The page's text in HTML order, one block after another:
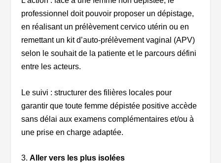
professionnel doit pouvoir proposer un dépistage,
en réalisant un prélèvement cervico utérin ou en
remettant un kit d’auto-prélèvement vaginal (APV)
selon le souhait de la patiente et le parcours défini
entre les acteurs.
Le suivi : structurer des filières locales pour
garantir que toute femme dépistée positive accède
sans délai aux examens complémentaires et/ou à
une prise en charge adaptée.
3. Aller vers les plus isolées